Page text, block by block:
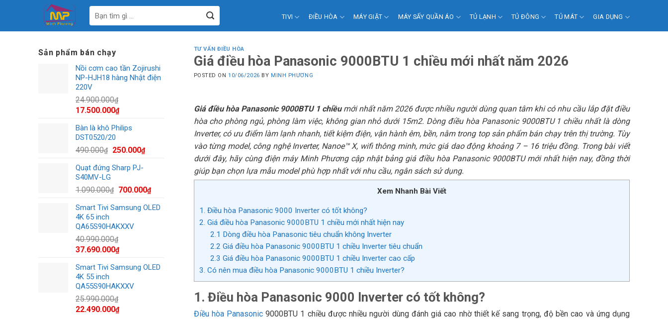
nội
kiếm:
TIVI ĐIỀU HÒA MÁY GIẶT MÁY SẤY QUẦN ÁO TỦ LẠNH TỦ ĐÔNG TỦ MÁT GIA DỤNG
Sản phẩm bán chạy
Nồi cơm cao tần Zojirushi
NP-HJH18 hàng Nhật điện
220V
24.900.000₫
Giá
là:
24.900.000₫.
17.500.000₫Giá
tại
17.500.000₫.
Bàn là khô Philips
DST0520/20
490.000₫
Giá
là:
250.000₫Giá
250.000₫.
Quạt đứng Sharp PJ-
S40MV-LG
1.090.000₫
Giá
là:
700.000₫Giá
tại
Smart Tivi Samsung OLED
4K 65 inch
QA65S90HAKXXV
40.990.000₫
Giá
là:
40.990.000₫.
37.690.000₫Giá
tại
37.690.000₫.
Smart Tivi Samsung OLED
4K 55 inch
QA55S90HAKXXV
25.990.000₫
Giá
22.490.000₫Giá
TƯ VẤN ĐIỀU HÒA
Giá điều hòa Panasonic 9000BTU 1 chiều mới nhất năm 2026
POSTED ON10/06/2026 BY MINH PHƯƠNG
Giá điều hòa Panasonic 9000BTU 1 chiều mới nhất năm 2026 được nhiều người dùng quan tâm khi có nhu cầu lắp đặt điều
hòa cho phòng ngủ, phòng làm việc, không gian nhỏ dưới 15m2. Dòng điều hòa Panasonic 9000BTU 1 chiều nhất là dòng
Inverter, có ưu điểm làm lạnh nhanh, tiết kiệm điện, vận hành êm, bền, nằm trong top sản phẩm bán chạy trên thị trường. Tùy
vào từng model, công nghệ Inverter, Nanoe™ X, wifi thông minh, mức giá dao động khoảng 7 – 16 triệu đồng. Trong bài viết
dưới đây, hãy cùng điện máy Minh Phương cập nhật bảng giá điều hòa Panasonic 9000BTU mới nhất hiện nay, đồng thời
giúp bạn chọn lựa mẫu model phù hợp nhất với nhu cầu, ngân sách sử dụng.
Xem Nhanh Bài Viết
1. Điều hòa Panasonic 9000 Inverter có tốt không?
2. Giá điều hòa Panasonic 9000BTU 1 chiều mới nhất hiện nay
2.1 Dòng điều hòa Panasonic tiêu chuẩn không Inverter
2.2 Giá điều hòa Panasonic 9000BTU 1 chiều Inverter tiêu chuẩn
2.3 Giá điều hòa Panasonic 9000BTU 1 chiều Inverter cao cấp
3. Có nên mua điều hòa Panasonic 9000BTU 1 chiều Inverter?
1. Điều hòa Panasonic 9000 Inverter có tốt không?
Điều hòa Panasonic9000BTU 1 chiều được nhiều người dùng đánh giá cao nhờ thiết kế sang trọng, độ bền cao và ứng dụng